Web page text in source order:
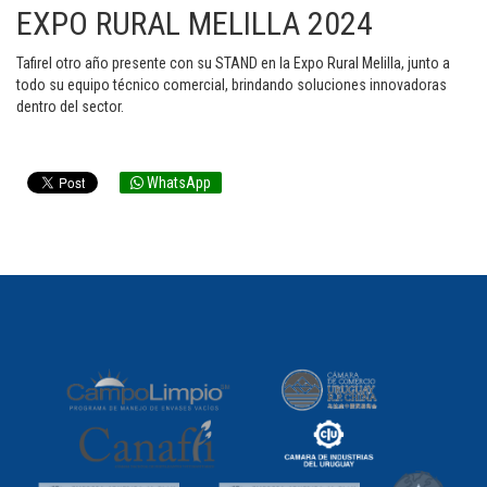
EXPO RURAL MELILLA 2024
Tafirel otro año presente con su STAND en la Expo Rural Melilla, junto a
todo su equipo técnico comercial, brindando soluciones innovadoras
dentro del sector.
WhatsApp